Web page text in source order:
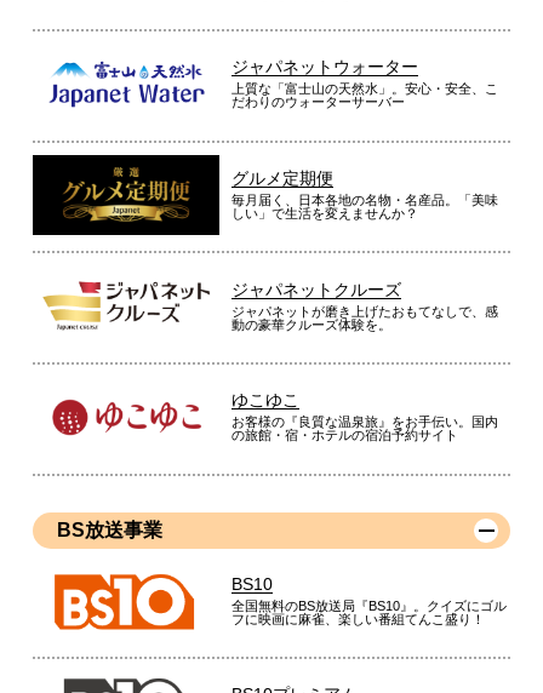
想像以上にごはんがが美味しく炊けるので買い換えして正解で
した！
（東京都50代Y.Y様）
保温で時間が経っても美味しい
炊き立て時のごはんの艶がいいです。また最大２４時間の保温
今まで自宅で使用していた炊飯器とは比べものにならない美味
さで感動しています。
（東京都60代F.H様）
「お客様の声」は実際にご購入されたお客様からのご意見を掲載しておりま
ジャパネットウォーター
上質な「富士山の天然水」。安心・安全、こ
だわりのウォーターサーバー
グルメ定期便
毎月届く、日本各地の名物・名産品。「美味
しい」で生活を変えませんか？
ジャパネットクルーズ
ジャパネットが磨き上げたおもてなしで、感
動の豪華クルーズ体験を。
ゆこゆこ
お客様の『良質な温泉旅』をお手伝い。国内
の旅館・宿・ホテルの宿泊予約サイト
BS放送事業
BS10
全国無料のBS放送局『BS10』。クイズにゴル
フに映画に麻雀、楽しい番組てんこ盛り！